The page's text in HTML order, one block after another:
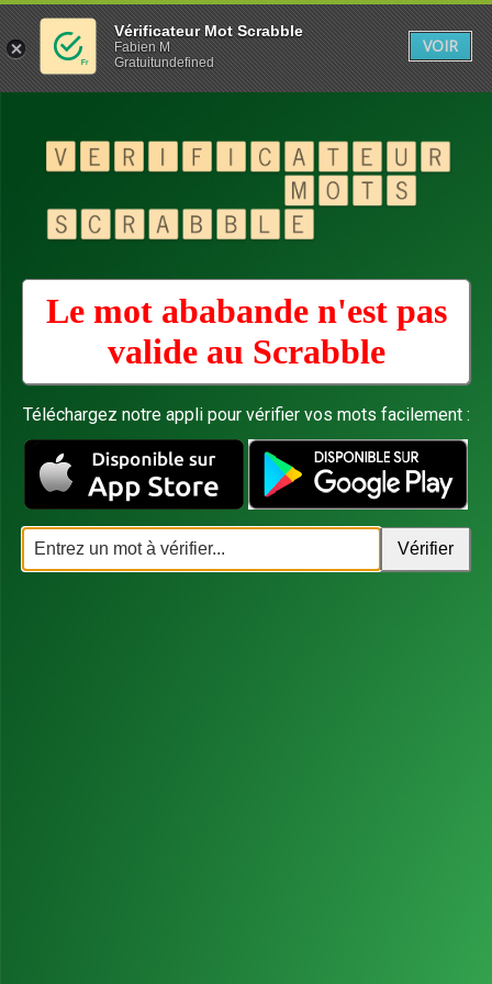
Le mot ababande n'est pas
valide au Scrabble
Téléchargez notre appli pour vérifier vos mots facilement :
Vérificateur Mot Scrabble
Fabien M
Gratuitundefined
VOIR